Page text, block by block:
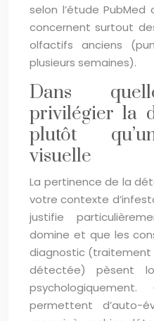
selon l’étude
concernent surtout
olfactifs anciens
plusieurs semaines).
Dans
privilégier la
plutôt
visuelle
La pertinence de la
votre contexte
justifie
domine et que les
diagnostic (traitement
détectée) pèsent
permettent d’auto-